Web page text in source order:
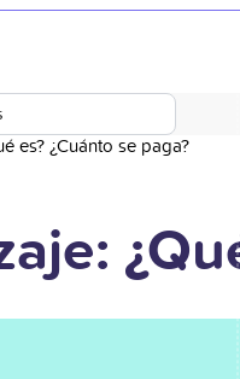
es? ¿Cuánto se paga?